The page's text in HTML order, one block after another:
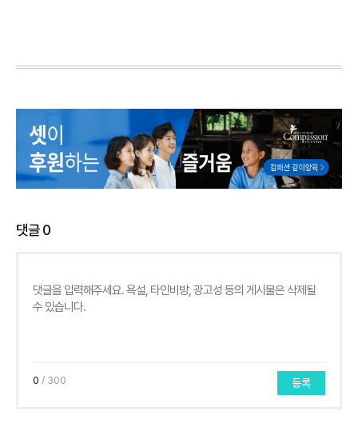
댓글0
0 / 300 등록